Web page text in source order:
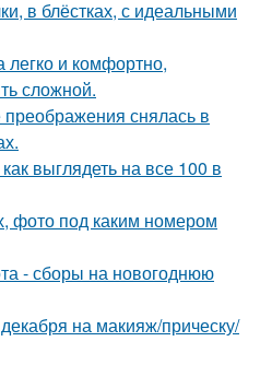
в блёстках, с идеальными
и комфортно,
сложной.
снялась в
выглядеть на все 100 в
фото под каким номером
- сборы на новогоднюю
на макияж/прическу/